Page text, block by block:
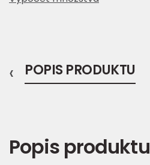
POPIS PRODUKTU
‹
Popis produktu